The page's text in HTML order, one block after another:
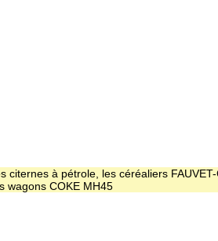
à pétrole, les céréaliers
wagons COKE MH45